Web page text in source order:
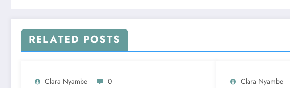
RELATED POSTS
Clara Nyambe 0 Clara Nyambe